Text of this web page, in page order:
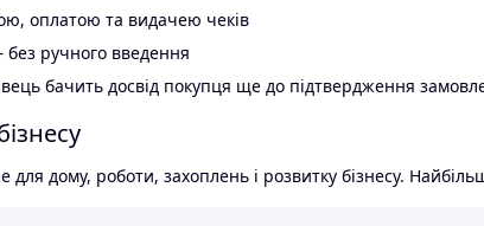
оплатою та видачею чеків
ручного введення
бачить досвід покупця ще до підтвердження
для дому, роботи, захоплень і розвитку бізнесу.